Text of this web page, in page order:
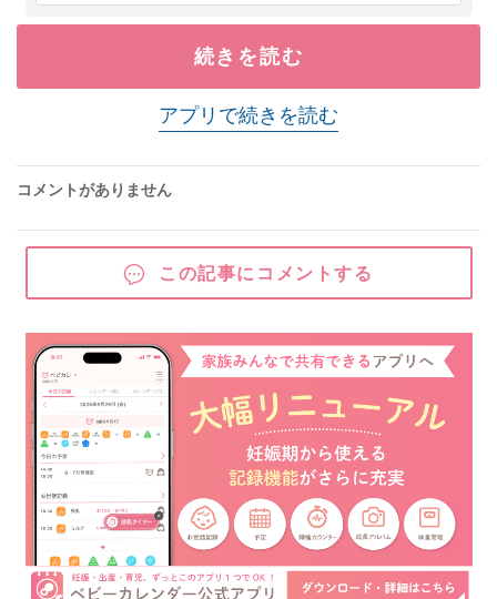
続きを読む
アプリで続きを読む
コメントがありません
この記事にコメントする